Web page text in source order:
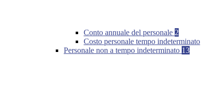
Conto annuale del personale 2
Costo personale tempo indeterminato
Personale non a tempo indeterminato 13